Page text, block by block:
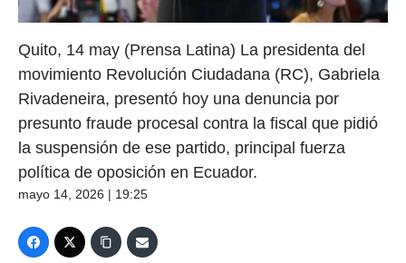
Quito, 14 may (Prensa Latina) La presidenta del
movimiento Revolución Ciudadana (RC), Gabriela
Rivadeneira, presentó hoy una denuncia por
presunto fraude procesal contra la fiscal que pidió
la suspensión de ese partido, principal fuerza
política de oposición en Ecuador.
mayo 14, 2026 | 19:25